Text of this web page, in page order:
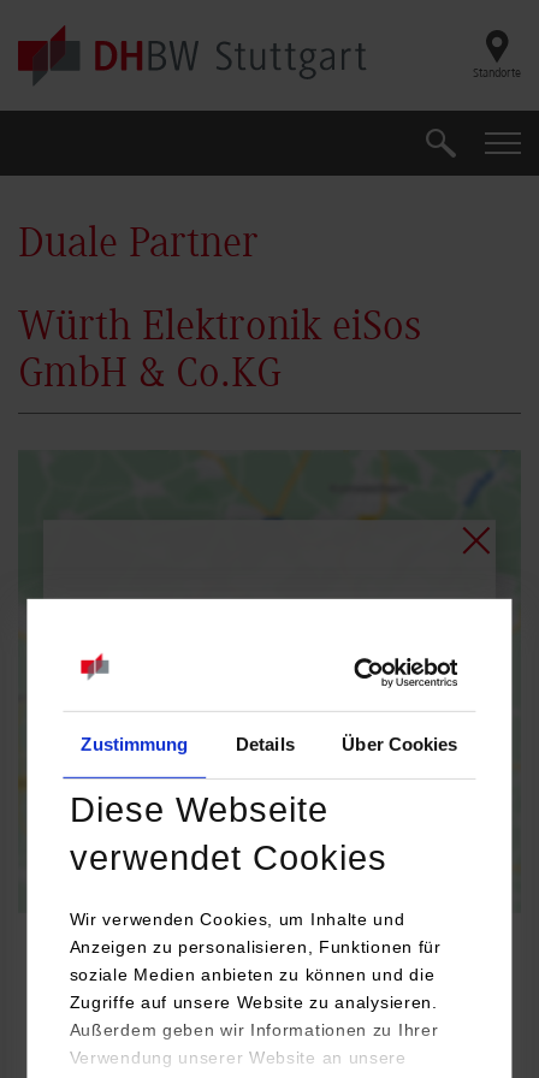
Zustimmung Details Über Cookies
Diese Webseite
verwendet Cookies
Wir verwenden Cookies, um Inhalte und
Anzeigen zu personalisieren, Funktionen für
soziale Medien anbieten zu können und die
Zugriffe auf unsere Website zu analysieren.
Außerdem geben wir Informationen zu Ihrer
Verwendung unserer Website an unsere
Skip to main content
Standorte
Suche
Duale Partner
Würth Elektronik eiSos
GmbH & Co.KG
Datenschutz
BWL-International Business